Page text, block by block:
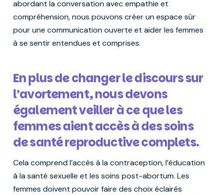
abordant la conversation avec empathie et
compréhension, nous pouvons créer un espace sûr
pour une communication ouverte et aider les femmes
à se sentir entendues et comprises.
En plus de changer le discours sur
l’avortement, nous devons
également veiller à ce que les
femmes aient accès à des soins
de santé reproductive complets.
Cela comprend l’accès à la contraception, l’éducation
à la santé sexuelle et les soins post-abortum. Les
femmes doivent pouvoir faire des choix éclairés